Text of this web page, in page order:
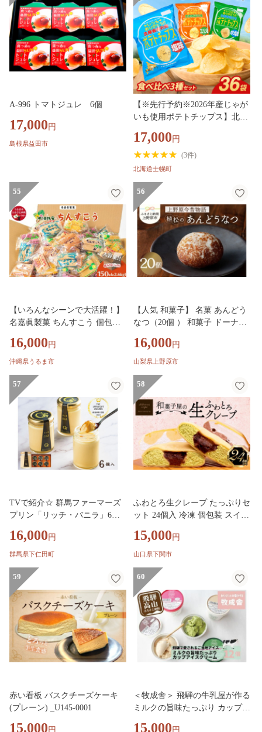
A-996 トマトジュレ 6個
17,000 円
島根県益田市
【※先行予約※2026年産じゃが
いも使用ポテトチップス】北海
ンソメ 食べ比べ 3種 12袋 計36
袋 セット 菓子 ポテト スナック
おやつ ポテチ のりしお うす塩
寄せ まとめ買い 詰め合わせ 詰
合せ 送料無料 十勝 士幌町【N0
1】
17,000 円
(3件)
北海道士幌町
55
【いろんなシーンで大活躍！】
名嘉眞製菓 ちんすこう 個包装
セット 沖縄銘菓 沖縄 うるま市
焼き菓子 お菓子 クッキー 昔な
サク バラ
16,000 円
沖縄県うるま市
56
【人気 和菓子】 名菓 あんどう
なつ（20個 ） 和菓子 ドーナツ
んこ 山梨県産 名菓 あんドーナ
ツ あんどうなつ ギフト 贈り物
野原市
16,000 円
山梨県上野原市
57
TVで紹介☆ 群馬ファーマーズ
プリン「リッチ・バニラ」6個
手土産 おやつ デザート スイー
ツ こだわり F21K-527
16,000 円
群馬県下仁田町
58
ふわとろ生クレープ たっぷりセ
ット 24個入 冷凍 個包装 スイー
容量スイーツ デザート アイス
冷凍おやつ 贈答 お子様 御祝 ギ
ョコレート カスタード 抹茶 テ
ィラミス 白いちご クレームブ
リュレ クレープ スイーツ デザ
ート 下関 山口
15,000 円
山口県下関市
59
赤い看板 バスクチーズケーキ
(プレーン) _U145-0001
15,000 円
60
＜牧成舎＞ 飛騨の牛乳屋が作る
ミルクの旨味たっぷり カップア
15,000 円